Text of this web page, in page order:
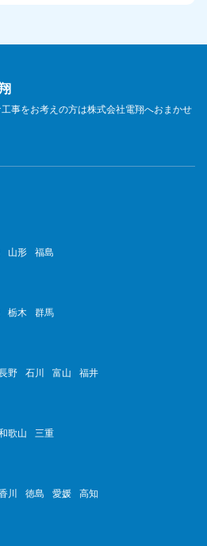
事をお考えの方は株式会社電翔へおまかせ
山形 福島
栃木 群馬
野 石川 富山 福井
歌山 三重
川 徳島 愛媛 高知